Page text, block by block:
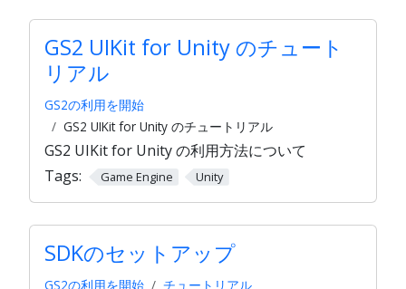
GS2 UIKit for Unity のチュート
リアル
GS2の利用を開始
GS2 UIKit for Unity のチュートリアル
GS2 UIKit for Unity の利用方法について
Tags:
Game Engine Unity
SDKのセットアップ
GS2の利用を開始
チュートリアル